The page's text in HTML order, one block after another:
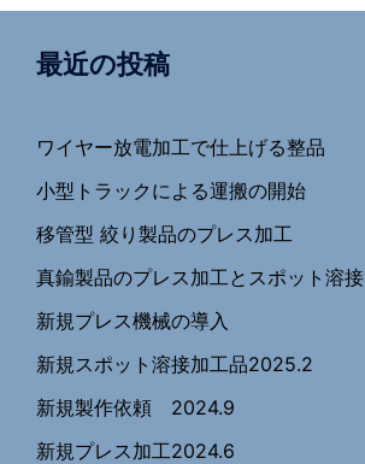
ゲ
ー
シ
ン
最近の投稿
ワイヤー放電加工で仕上げる整品
小型トラックによる運搬の開始
移管型 絞り製品のプレス加工
真鍮製品のプレス加工とスポット溶接
新規プレス機械の導入
新規スポット溶接加工品2025.2
新規製作依頼 2024.9
新規プレス加工2024.6